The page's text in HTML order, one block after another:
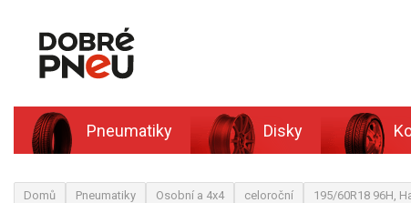
Pneumatiky Disky
Domů Pneumatiky Osobní a 4x4 celoroční 195/60R18 96H,